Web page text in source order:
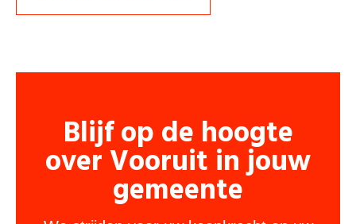
Blijf op de hoogte
over Vooruit in jouw
gemeente